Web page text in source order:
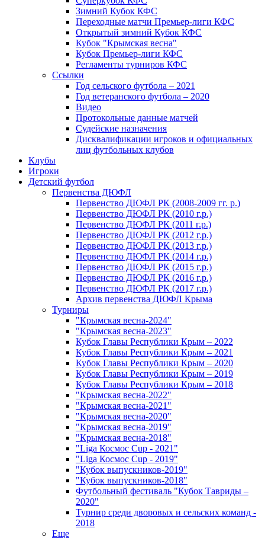
Зимний Кубок КФС
Переходные матчи Премьер-лиги КФС
Открытый зимний Кубок КФС
Кубок "Крымская весна"
Кубок Премьер-лиги КФС
Регламенты турниров КФС
Ссылки
Год сельского футбола – 2021
Год ветеранского футбола – 2020
Видео
Протокольные данные матчей
Судейские назначения
Дисквалификации игроков и официальных
лиц футбольных клубов
Клубы
Игроки
Детский футбол
Первенства ДЮФЛ
Первенство ДЮФЛ РК (2008-2009 гг. р.)
Первенство ДЮФЛ РК (2010 г.р.)
Первенство ДЮФЛ РК (2011 г.р.)
Первенство ДЮФЛ РК (2012 г.р.)
Первенство ДЮФЛ РК (2013 г.р.)
Первенство ДЮФЛ РК (2014 г.р.)
Первенство ДЮФЛ РК (2015 г.р.)
Первенство ДЮФЛ РК (2016 г.р.)
Первенство ДЮФЛ РК (2017 г.р.)
Архив первенства ДЮФЛ Крыма
Турниры
"Крымская весна-2024"
"Крымская весна-2023"
Кубок Главы Республики Крым – 2022
Кубок Главы Республики Крым – 2021
Кубок Главы Республики Крым – 2020
Кубок Главы Республики Крым – 2019
Кубок Главы Республики Крым – 2018
"Крымская весна-2022"
"Крымская весна-2021"
"Крымская весна-2020"
"Крымская весна-2019"
"Крымская весна-2018"
"Liga Космос Cup - 2021"
"Liga Космос Cup - 2019"
"Кубок выпускников-2019"
"Кубок выпускников-2018"
Футбольный фестиваль "Кубок Тавриды –
2020"
Турнир среди дворовых и сельских команд -
2018
Еще